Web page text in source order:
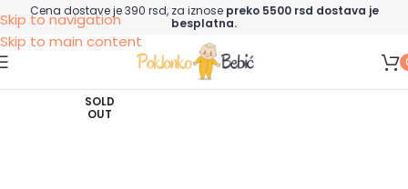
Skip to navigation
Skip to main content
Cena dostave je 390 rsd, za iznose preko 5500 rsd dostava je
besplatna.
SOLD
OUT